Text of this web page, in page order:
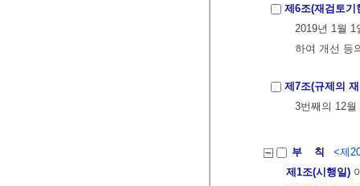
제6조(재검토기
2019년 1월 1
하여 개선 등
제7조(규제의
3번째의 12
부 칙
<제
제1조(시행일)